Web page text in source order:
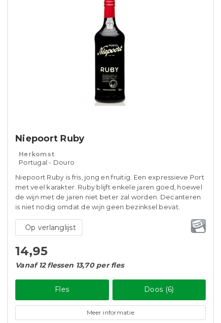
Niepoort Ruby
Herkomst
Portugal - Douro
Niepoort Ruby is fris, jong en fruitig. Een expressieve Port
met veel karakter. Ruby blijft enkele jaren goed, hoewel
de wijn met de jaren niet beter zal worden. Decanteren
is niet nodig omdat de wijn geen bezinksel bevat.
Op verlanglijst
14,95
Vanaf 12 flessen 13,70 per fles
Fles Doos (6)
Meer informatie